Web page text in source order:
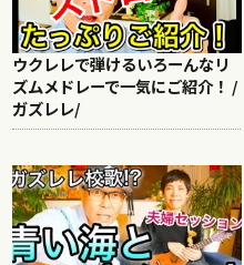
ウクレレで弾けるいろーんなリ
ズムメドレーで一気にご紹介！ /
ガズレレ/